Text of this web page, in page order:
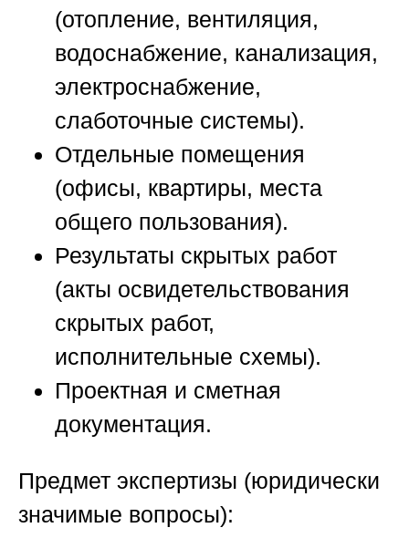
(отопление, вентиляция,
водоснабжение, канализация,
электроснабжение,
слаботочные системы).
Отдельные помещения
(офисы, квартиры, места
общего пользования).
Результаты скрытых работ
(акты освидетельствования
скрытых работ,
исполнительные схемы).
Проектная и сметная
документация.
Предмет экспертизы (юридически
значимые вопросы):